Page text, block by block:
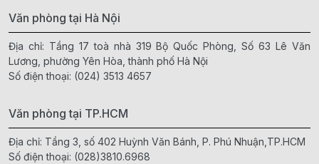
Văn phòng tại Hà Nội
Địa chỉ: Tầng 17 toà nhà 319 Bộ Quốc Phòng, Số 63 Lê Văn
Lương, phường Yên Hòa, thành phố Hà Nội
Số điện thoại: (024) 3513 4657
Văn phòng tại TP.HCM
Địa chỉ: Tầng 3, số 402 Huỳnh Văn Bánh, P. Phú Nhuận,TP.HCM
Số điện thoại: (028)3810.6968